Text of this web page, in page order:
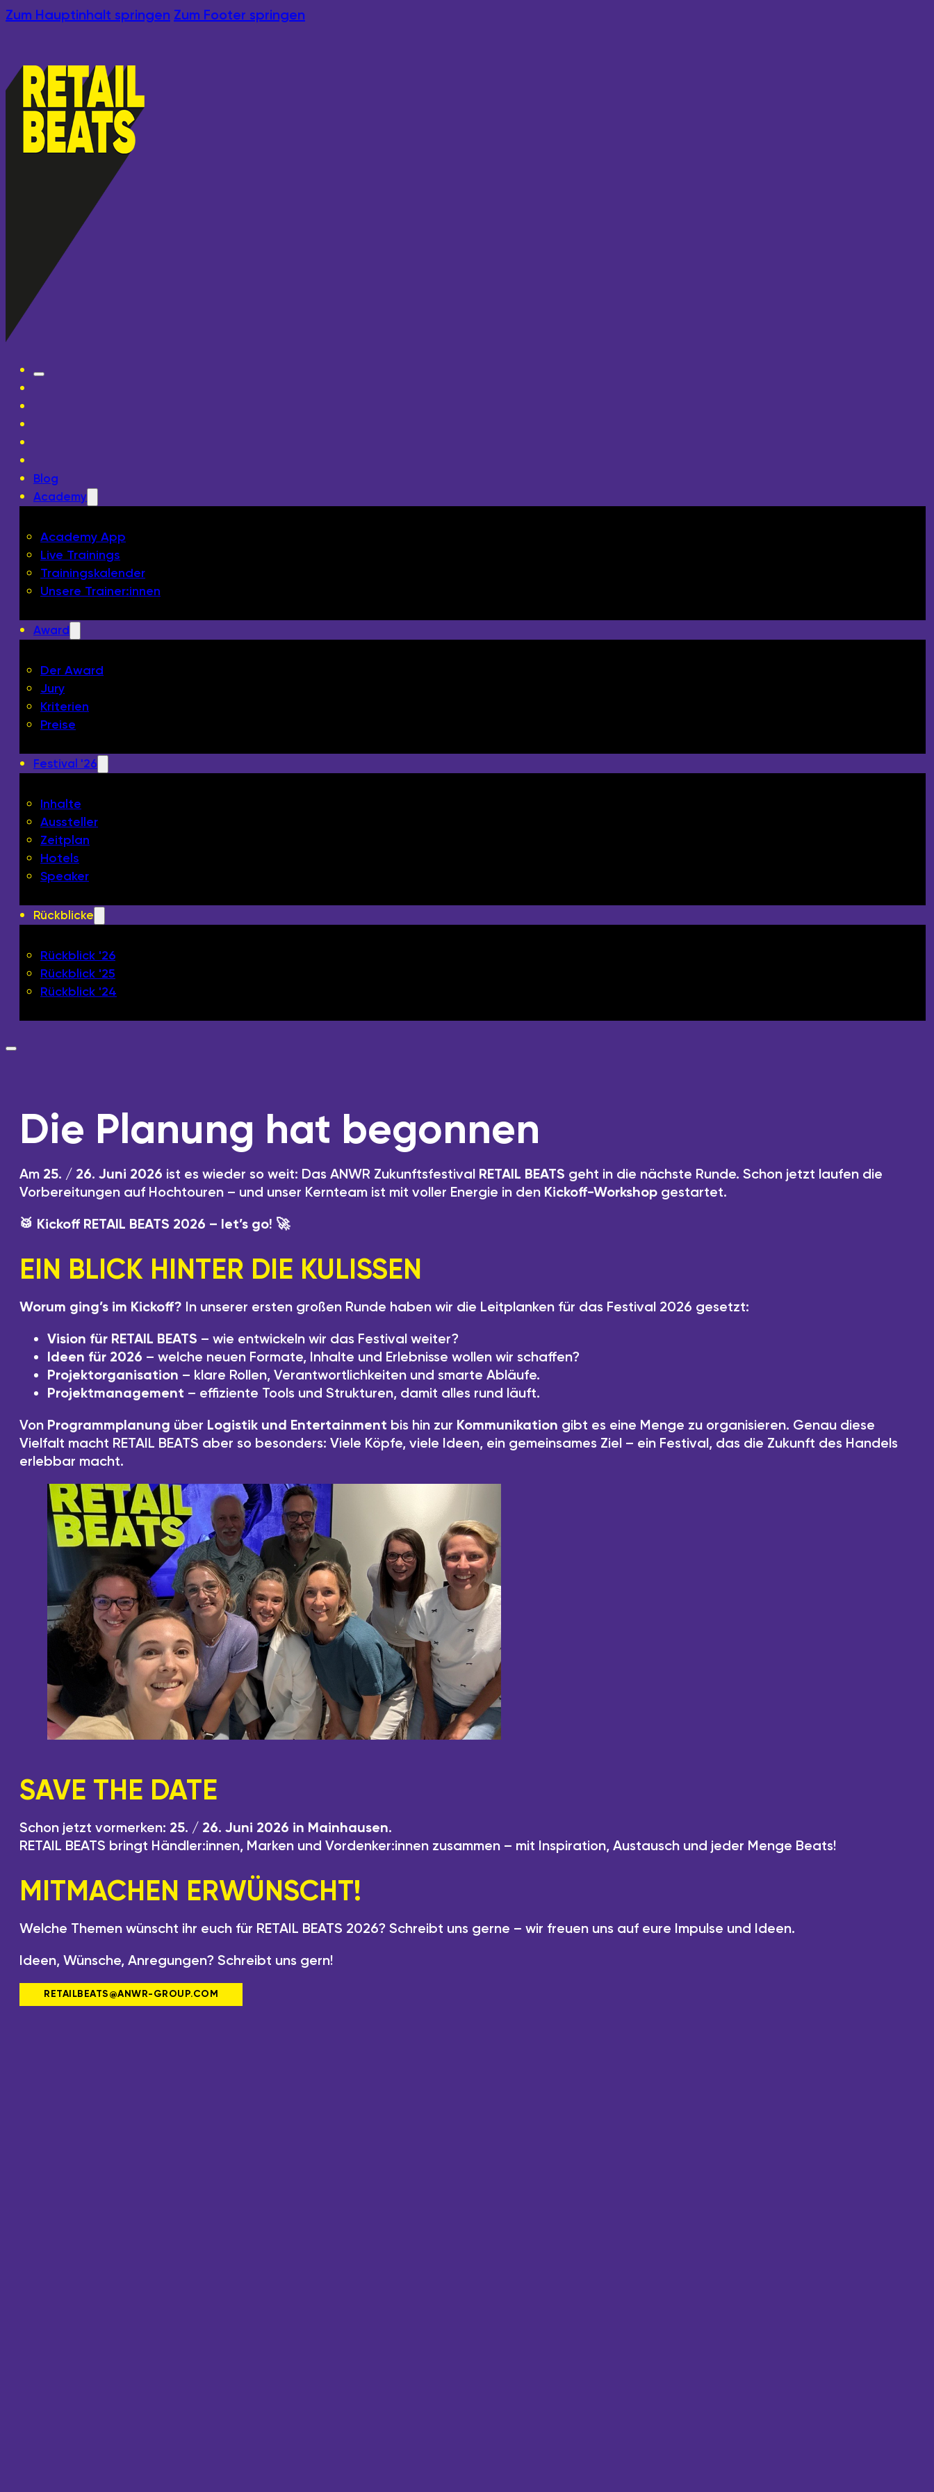
Zum Hauptinhalt springen Zum Footer springen
Blog
Academy
Academy App
Live Trainings
Trainingskalender
Unsere Trainer:innen
Award
Der Award
Jury
Kriterien
Preise
Festival '26
Inhalte
Aussteller
Zeitplan
Hotels
Speaker
Rückblicke
Rückblick '26
Rückblick '25
Rückblick '24
Die Planung hat begonnen
Am 25. / 26. Juni 2026 ist es wieder so weit: Das ANWR Zukunftsfestival RETAIL BEATS geht in die nächste Runde. Schon jetzt laufen die
Vorbereitungen auf Hochtouren – und unser Kernteam ist mit voller Energie in den Kickoff-Workshop gestartet.
🥁 Kickoff RETAIL BEATS 2026 – let’s go! 🚀
EIN BLICK HINTER DIE KULISSEN
Worum ging’s im Kickoff? In unserer ersten großen Runde haben wir die Leitplanken für das Festival 2026 gesetzt:
Vision für RETAIL BEATS – wie entwickeln wir das Festival weiter?
Ideen für 2026 – welche neuen Formate, Inhalte und Erlebnisse wollen wir schaffen?
Projektorganisation – klare Rollen, Verantwortlichkeiten und smarte Abläufe.
Projektmanagement – effiziente Tools und Strukturen, damit alles rund läuft.
Von Programmplanung über Logistik und Entertainment bis hin zur Kommunikation gibt es eine Menge zu organisieren. Genau diese
Vielfalt macht RETAIL BEATS aber so besonders: Viele Köpfe, viele Ideen, ein gemeinsames Ziel – ein Festival, das die Zukunft des Handels
erlebbar macht.
SAVE THE DATE
Schon jetzt vormerken: 25. / 26. Juni 2026 in Mainhausen.
RETAIL BEATS bringt Händler:innen, Marken und Vordenker:innen zusammen – mit Inspiration, Austausch und jeder Menge Beats!
MITMACHEN ERWÜNSCHT!
Welche Themen wünscht ihr euch für RETAIL BEATS 2026? Schreibt uns gerne – wir freuen uns auf eure Impulse und Ideen.
Ideen, Wünsche, Anregungen? Schreibt uns gern!
RETAILBEATS@ANWR-GROUP.COM